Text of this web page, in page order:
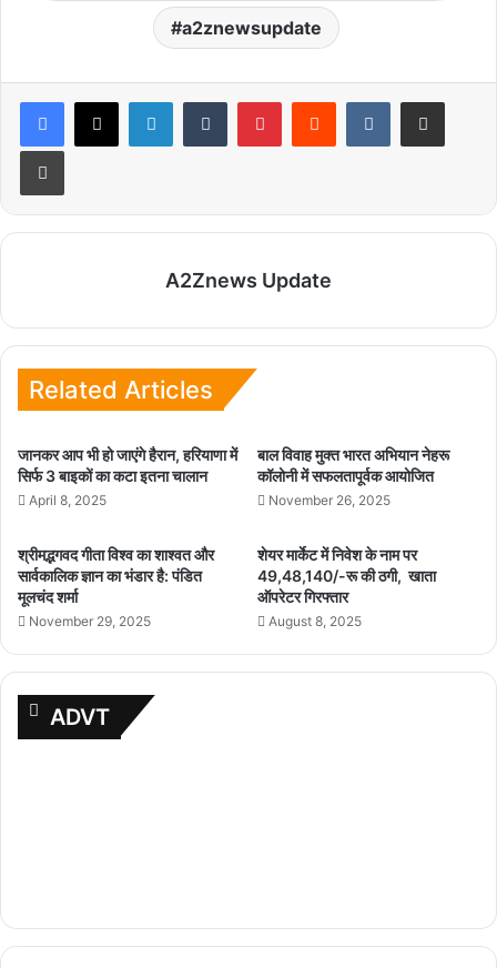
a2znewsupdate
A2Znews Update
Related Articles
जानकर आप भी हो जाएंगे हैरान, हरियाणा में
सिर्फ 3 बाइकों का कटा इतना चालान
April 8, 2025
बाल विवाह मुक्त भारत अभियान नेहरू
कॉलोनी में सफलतापूर्वक आयोजित
November 26, 2025
श्रीमद्भगवद गीता विश्व का शाश्वत और
सार्वकालिक ज्ञान का भंडार है: पंडित
मूलचंद शर्मा
November 29, 2025
शेयर मार्केट में निवेश के नाम पर
49,48,140/-रू की ठगी, खाता
ऑपरेटर गिरफ्तार
August 8, 2025
ADVT